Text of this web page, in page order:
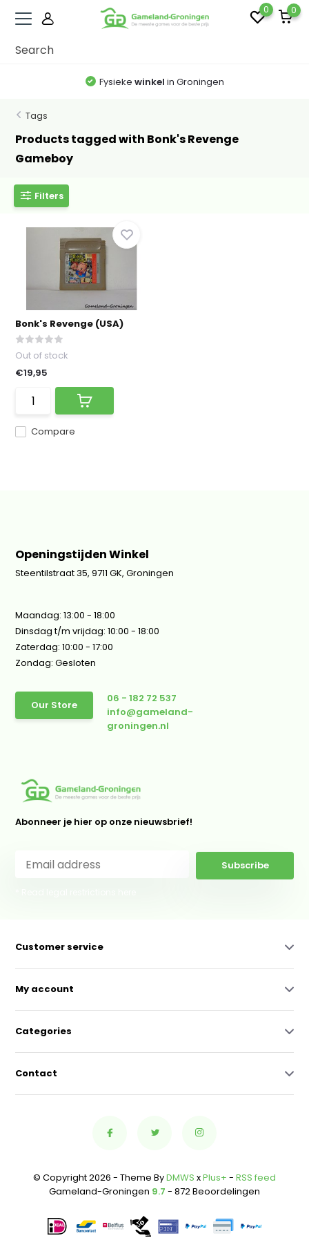
0 0
Fysieke winkel in Groningen
Tags
Products tagged with Bonk's Revenge
Gameboy
Filters
Bonk's Revenge (USA)
Compare
Out of stock
€19,95
Openingstijden Winkel
Steentilstraat 35, 9711 GK, Groningen
Maandag: 13:00 - 18:00
Dinsdag t/m vrijdag: 10:00 - 18:00
Zaterdag: 10:00 - 17:00
Zondag: Gesloten
Our Store
06 - 182 72 537
info@gameland-
groningen.nl
Abonneer je hier op onze nieuwsbrief!
Subscribe
Customer service
My account
Categories
Contact
© Copyright 2026 - Theme ByDMWS xPlus+ - RSS feed
Gameland-Groningen 9.7 - 872 Beoordelingen